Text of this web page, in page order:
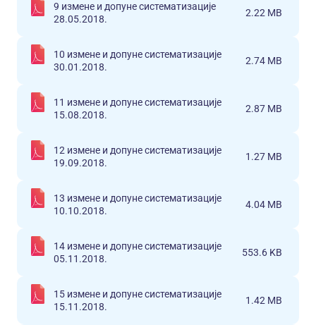
9 измене и допуне систематизације
28.05.2018.
2.22 MB
10 измене и допуне систематизације
30.01.2018.
2.74 MB
11 измене и допуне систематизације
15.08.2018.
2.87 MB
12 измене и допуне систематизације
19.09.2018.
1.27 MB
13 измене и допуне систематизације
10.10.2018.
4.04 MB
14 измене и допуне систематизације
05.11.2018.
553.6 KB
15 измене и допуне систематизације
15.11.2018.
1.42 MB